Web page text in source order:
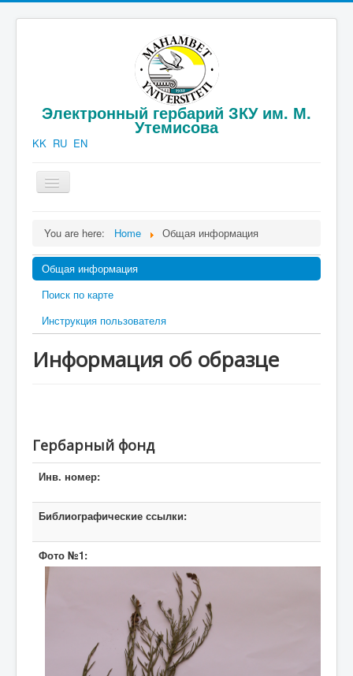
Электронный гербарий ЗКУ им. М.
Утемисова
KK RU EN
Toggle
Navigation
Публикации
Фотогаллерея
Контакты
Авторизация
You are here: Home Общая информация
Общая информация
Поиск по карте
Инструкция пользователя
Информация об образце
Гербарный фонд
Инв. номер:
Библиографические ссылки:
Фото №1: